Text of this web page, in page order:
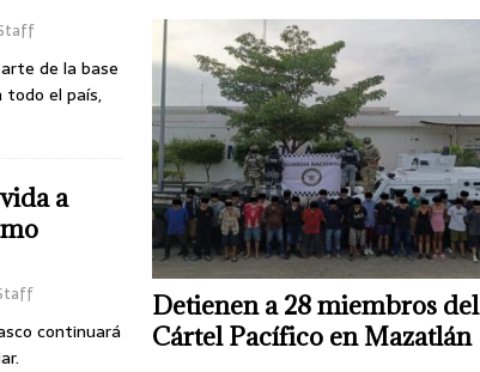
Pacífico en Mazatlán C-5
de la base
el país,
a
continuará
Detienen a 28 miembros del
Cártel Pacífico en Mazatlán